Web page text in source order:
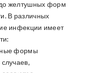
желтушных форм
В различных
инфекции имеет
формы